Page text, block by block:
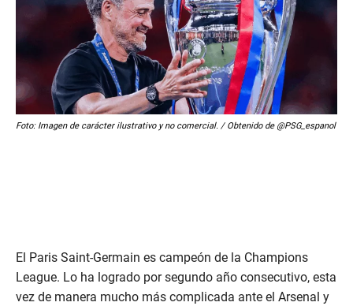
Foto: Imagen de carácter ilustrativo y no comercial. / Obtenido de @PSG_espanol
El Paris Saint-Germain es campeón de la Champions
League. Lo ha logrado por segundo año consecutivo, esta
vez de manera mucho más complicada ante el Arsenal y